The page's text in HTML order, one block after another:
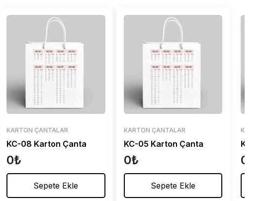
KARTON ÇANTALAR
KC-08 Karton Çanta
0₺
Sepete Ekle
KARTON ÇANTALAR
KC-05 Karton Çanta
0₺
Sepete Ekle
KARTON
KC-06
0